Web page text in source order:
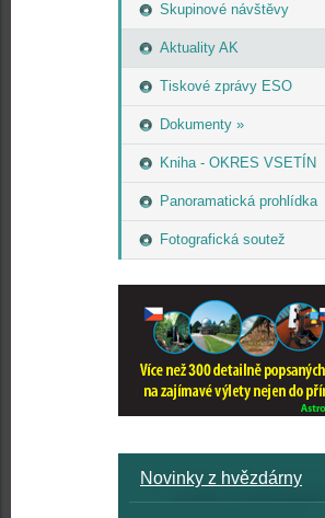
Skupinové návštěvy
Aktuality AK
Tiskové zprávy ESO
Dokumenty »
Kniha - OKRES VSETÍN
Panoramatická prohlídka
Fotografická soutež
Novinky z hvězdárny